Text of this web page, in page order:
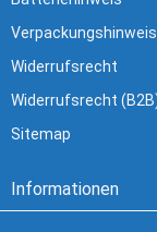
Widerrufsrecht
Widerrufsrecht
Sitemap
Informationen